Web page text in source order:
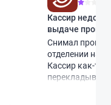
Кассир
выдаче
Снимал
отделении на
Кассир как-то
перекладывала